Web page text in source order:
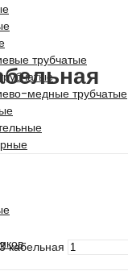
трубчатые
медные трубчатые
кабельная